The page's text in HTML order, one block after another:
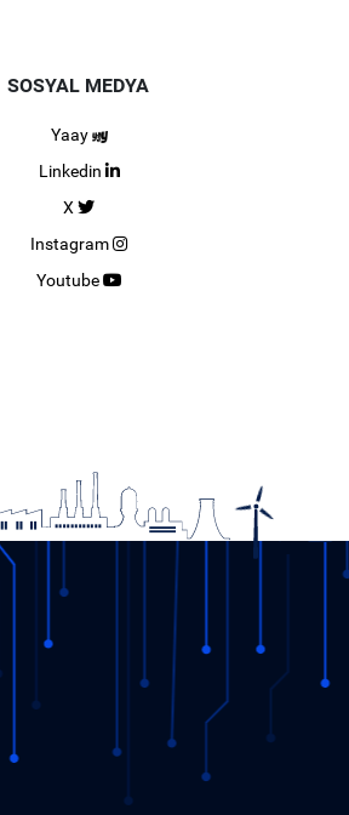
SOSYAL MEDYA
Yaay
Linkedin
X
Instagram
Youtube